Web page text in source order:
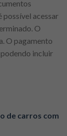
possível acessar
O
O pagamento
incluir
de carros com